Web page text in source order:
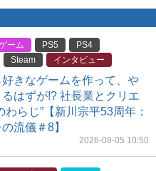
ーム PS5
PS4
Steam インタビュー
きなゲームを作って、や
はずが!? 社長業とクリエ
わらじ”【新川宗平53周年：
流儀＃8】
2026-08-05 10:50